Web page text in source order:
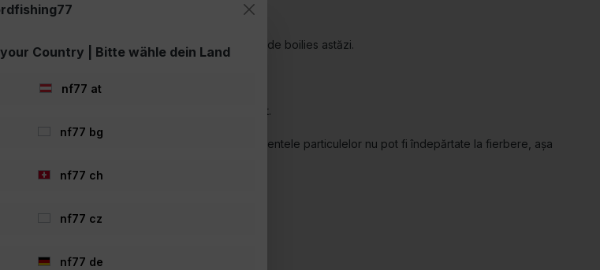
multe ape, ele nu sunt încă cu nimic mai prejos de boilies astăzi.
capacitatea de a-și pregăti particulele.
și gata de utilizare, le puteți folosi imediat.
în recipient. Aceasta înseamnă că componentele particulelor nu pot fi îndepărtate la fierbere, așa
de gătire.
Country | Bitte wähle dein Land
nf77 at
nf77 bg
nf77 ch
nf77 cz
nf77 de